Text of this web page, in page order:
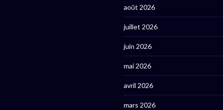
août 2026
juillet 2026
juin 2026
mai 2026
avril 2026
mars 2026